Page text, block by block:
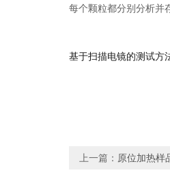
每个颗粒都分别分析并
基于扫描电镜的测试方法
上一篇： 原位加热样